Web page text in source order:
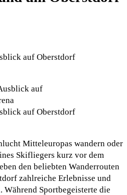
auf Oberstdorf
auf Oberstdorf
Mitteleuropas wandern oder
Skifliegers kurz vor dem
den beliebten Wanderrouten
zahlreiche Erlebnisse und
Während Sportbegeisterte die